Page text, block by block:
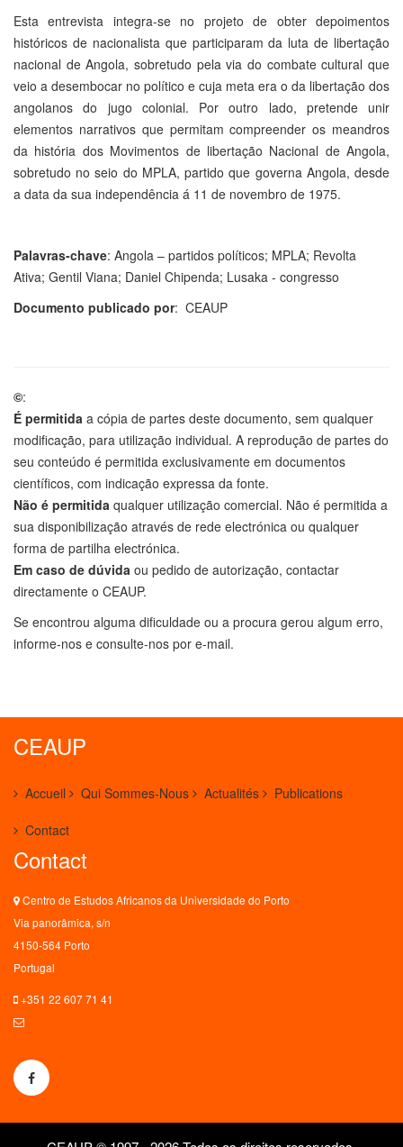
Esta entrevista integra-se no projeto de obter depoimentos
históricos de nacionalista que participaram da luta de libertação
nacional de Angola, sobretudo pela via do combate cultural que
veio a desembocar no político e cuja meta era o da libertação dos
angolanos do jugo colonial. Por outro lado, pretende unir
elementos narrativos que permitam compreender os meandros
da história dos Movimentos de libertação Nacional de Angola,
sobretudo no seio do MPLA, partido que governa Angola, desde
a data da sua independência á 11 de novembro de 1975.
Palavras-chave: Angola – partidos políticos; MPLA; Revolta
Ativa; Gentil Viana; Daniel Chipenda; Lusaka - congresso
Documento publicado por: CEAUP
©:
É permitida a cópia de partes deste documento, sem qualquer
modificação, para utilização individual. A reprodução de partes do
seu conteúdo é permitida exclusivamente em documentos
científicos, com indicação expressa da fonte.
Não é permitida qualquer utilização comercial. Não é permitida a
sua disponibilização através de rede electrónica ou qualquer
forma de partilha electrónica.
Em caso de dúvida ou pedido de autorização, contactar
directamente o CEAUP.
Se encontrou alguma dificuldade ou a procura gerou algum erro,
informe-nos e consulte-nos por e-mail.
CEAUP
Accueil Qui Sommes-Nous Actualités Publications
Contact
Contact
Centro de Estudos Africanos da Universidade do Porto
Via panorâmica, s/n
4150-564 Porto
Portugal
+351 22 607 71 41